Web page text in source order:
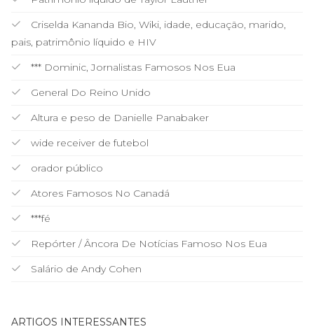
Criselda Kananda Bio, Wiki, idade, educação, marido,
pais, patrimônio líquido e HIV
*** Dominic, Jornalistas Famosos Nos Eua
General Do Reino Unido
Altura e peso de Danielle Panabaker
wide receiver de futebol
orador público
Atores Famosos No Canadá
***fé
Repórter / Âncora De Notícias Famoso Nos Eua
Salário de Andy Cohen
ARTIGOS INTERESSANTES